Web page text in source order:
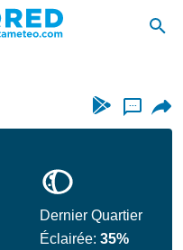
...
Dernier Quartier
Éclairée:35%